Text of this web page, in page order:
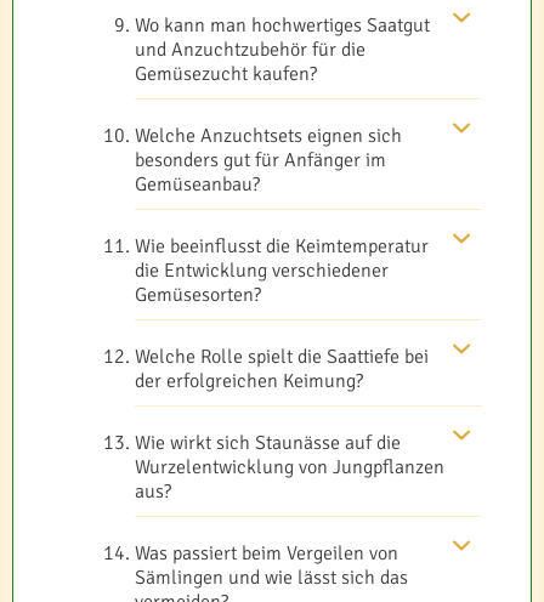
Wo kann man hochwertiges Saatgut
und Anzuchtzubehör für die
Gemüsezucht kaufen?
Welche Anzuchtsets eignen sich
besonders gut für Anfänger im
Gemüseanbau?
Wie beeinflusst die Keimtemperatur
die Entwicklung verschiedener
Gemüsesorten?
Welche Rolle spielt die Saattiefe bei
der erfolgreichen Keimung?
Wie wirkt sich Staunässe auf die
Wurzelentwicklung von Jungpflanzen
aus?
Was passiert beim Vergeilen von
Sämlingen und wie lässt sich das